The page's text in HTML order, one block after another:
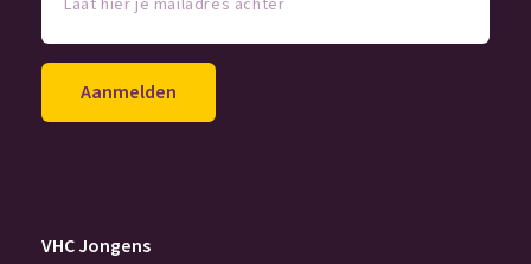
hier
je
achter
VHC Jongens